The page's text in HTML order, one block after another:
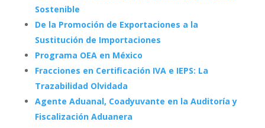
Sostenible
De la Promoción de Exportaciones a la
Sustitución de Importaciones
Programa OEA en México
Fracciones en Certificación IVA e IEPS: La
Trazabilidad Olvidada
Agente Aduanal, Coadyuvante en la Auditoría y
Fiscalización Aduanera